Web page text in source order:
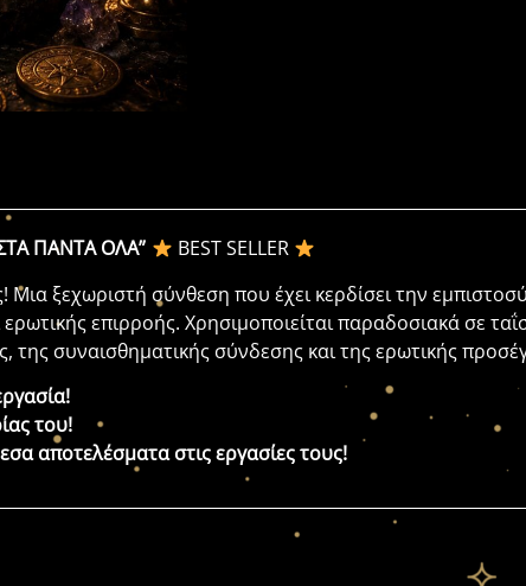
ΠΑΝΤΑ ΟΛΑ”
BEST SELLER
Μια ξεχωριστή σύνθεση που έχει κερδίσει την
επιρροής. Χρησιμοποιείται παραδοσιακά σε
της συναισθηματικής σύνδεσης και της ερωτικής
του!
αποτελέσματα στις εργασίες τους!